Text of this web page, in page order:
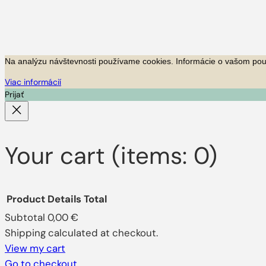
Na analýzu návštevnosti používame cookies. Informácie o vašom
Viac informácií
Prijať
Your cart (items: 0)
Products
Product Details Total
Subtotal 0,00 €
Shipping calculated at checkout.
View my cart